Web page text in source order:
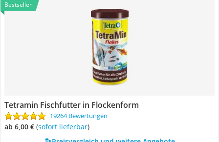
Bestseller
Tetramin Fischfutter in Flockenform
19264 Bewertungen
ab 6,00 € ( Sofort lieferbar)